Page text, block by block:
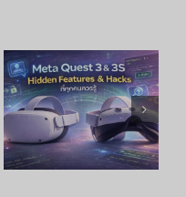
Swan ความ
ละเอียด 45
PPD สูงสุด
ในตลาด
พร้อมบุก